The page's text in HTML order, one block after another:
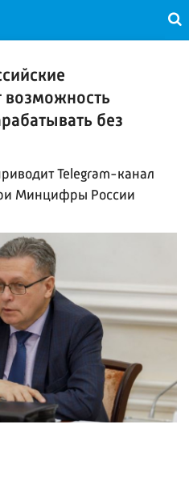
возможность
без
Telegram-канал
Минцифры России